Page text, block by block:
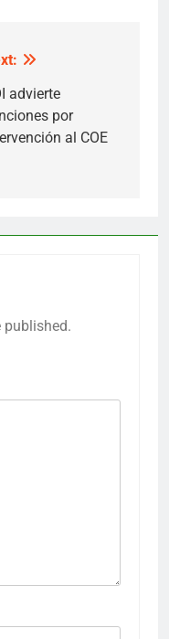
advierte
por
al COE
published.